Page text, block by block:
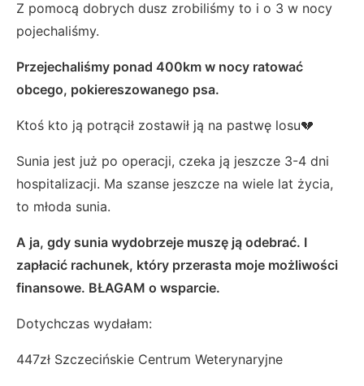
Z pomocą dobrych dusz zrobiliśmy to i o 3 w nocy
pojechaliśmy.
Przejechaliśmy ponad 400km w nocy ratować
obcego, pokiereszowanego psa.
Ktoś kto ją potrącił zostawił ją na pastwę losu💔
Sunia jest już po operacji, czeka ją jeszcze 3-4 dni
hospitalizacji. Ma szanse jeszcze na wiele lat życia,
to młoda sunia.
A ja, gdy sunia wydobrzeje muszę ją odebrać. I
zapłacić rachunek, który przerasta moje możliwości
finansowe. BŁAGAM o wsparcie.
Dotychczas wydałam:
447zł Szczecińskie Centrum Weterynaryjne